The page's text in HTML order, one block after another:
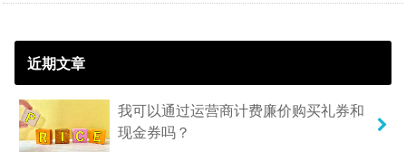
近期文章
我可以通过运营商计费廉价购买礼券和
现金券吗？